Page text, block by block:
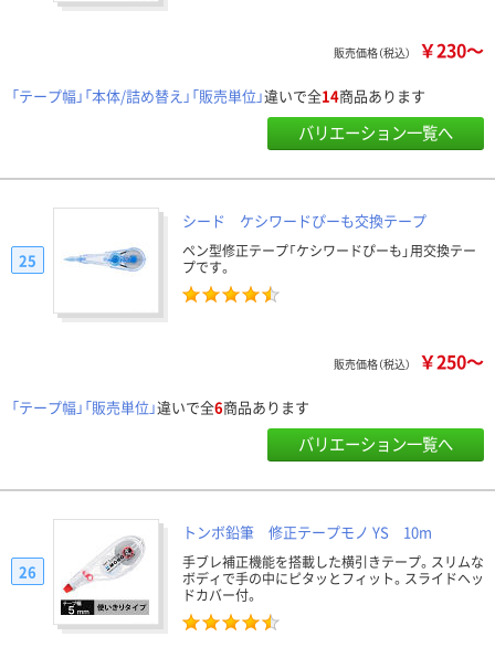
販売価格（税込） ￥230～
「テープ幅」「本体/詰め替え」「販売単位」違いで全14商品あります
バリエーション一覧へ
シード ケシワードぴーも交換テープ
ペン型修正テープ「ケシワードぴーも」用交換テー
プです。
25
販売価格（税込） ￥250～
「テープ幅」「販売単位」違いで全6商品あります
バリエーション一覧へ
トンボ鉛筆 修正テープモノ YS 10m
手ブレ補正機能を搭載した横引きテープ。スリムな
ボディで手の中にピタッとフィット。スライドヘッ
ドカバー付。
26